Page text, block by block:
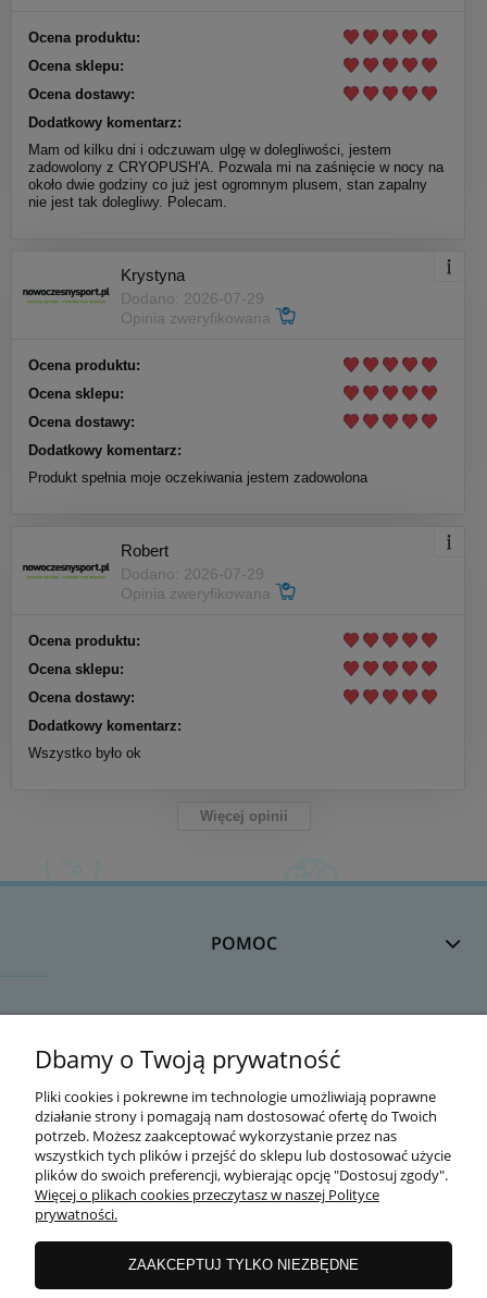
Ocena produktu:
Ocena sklepu:
Ocena dostawy:
Dodatkowy komentarz:
Mam od kilku dni i odczuwam ulgę w dolegliwości, jestem
zadowolony z CRYOPUSH'A. Pozwala mi na zaśnięcie w nocy na
około dwie godziny co już jest ogromnym plusem, stan zapalny
nie jest tak dolegliwy. Polecam.
Krystyna
Dodano: 2026-07-29
Opinia zweryfikowana
Ocena produktu:
Ocena sklepu:
Ocena dostawy:
Dodatkowy komentarz:
Produkt spełnia moje oczekiwania jestem zadowolona
Robert
Dodano: 2026-07-29
Opinia zweryfikowana
Ocena produktu:
Ocena sklepu:
Ocena dostawy:
Dodatkowy komentarz:
Wszystko było ok
Więcej opinii
POMOC
MOJE KONTO
Dbamy o Twoją prywatność
Pliki cookies i pokrewne im technologie umożliwiają poprawne
działanie strony i pomagają nam dostosować ofertę do Twoich
potrzeb. Możesz zaakceptować wykorzystanie przez nas
wszystkich tych plików i przejść do sklepu lub dostosować użycie
plików do swoich preferencji, wybierając opcję "Dostosuj zgody".
Więcej o plikach cookies przeczytasz w naszej Polityce
prywatności.
ZAAKCEPTUJ TYLKO NIEZBĘDNE